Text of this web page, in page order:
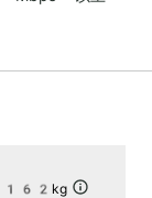
162kg